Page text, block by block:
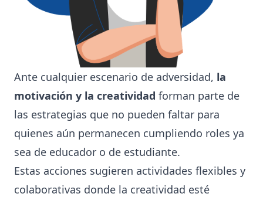
Ante cualquier escenario de adversidad, la
motivación y la creatividad forman parte de
las estrategias que no pueden faltar para
quienes aún permanecen cumpliendo roles ya
sea de educador o de estudiante.
Estas acciones sugieren actividades flexibles y
colaborativas donde la creatividad esté